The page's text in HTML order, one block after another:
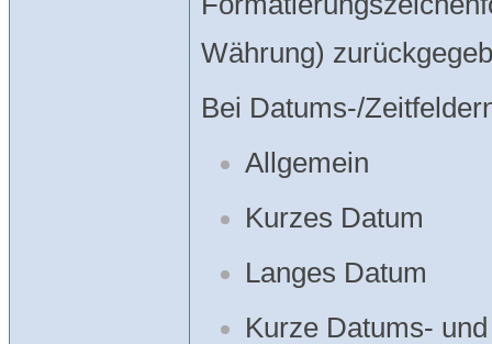
Währung)
Bei Datums-/
Allgemein
Kurzes Datum
Langes Datum
Kurze Datums-